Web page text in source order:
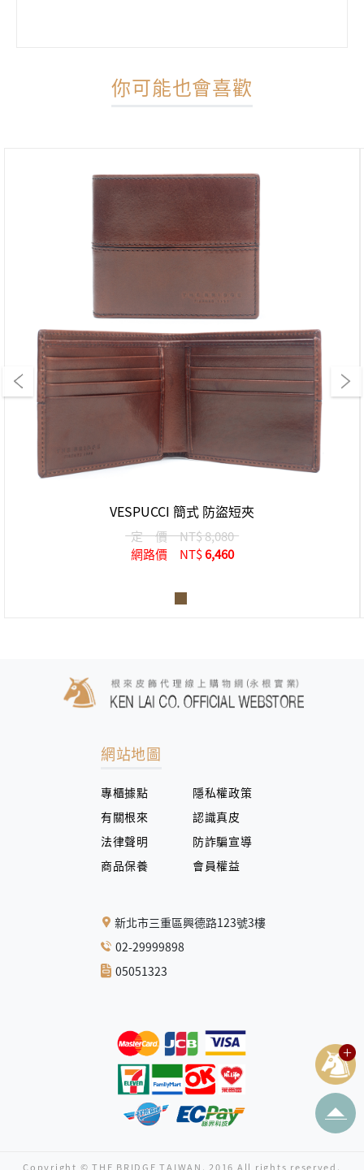
你可能也會喜歡
VESPUCCI 簡式 防盜短夾
定 價NT$ 8,080
網路價
NT$6,460
網站地圖
專櫃據點
隱私權政策
有關根來
認識真皮
法律聲明
防詐騙宣導
商品保養
會員權益
新北市三重區興德路123號3樓
02-29999898
05051323
Copyright © THE BRIDGE TAIWAN. 2016 All rights reserved.